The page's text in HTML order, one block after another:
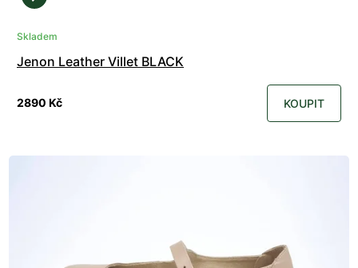
Skladem
Jenon Leather Villet BLACK
2890 Kč KOUPIT